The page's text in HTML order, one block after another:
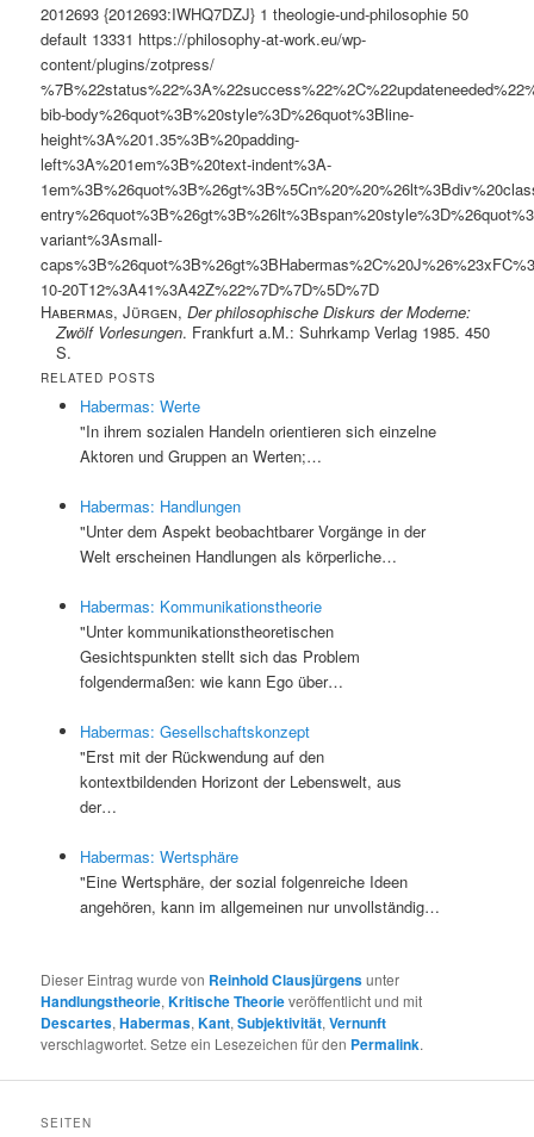
2012693 {2012693:IWHQ7DZJ} 1 theologie-und-philosophie 50
default 13331 https://philosophy-at-work.eu/wp-
content/plugins/zotpress/
bib-body%26quot%3B%20style%3D%26quot%3Bline-
height%3A%201.35%3B%20padding-
left%3A%201em%3B%20text-indent%3A-
variant%3Asmall-
10-20T12%3A41%3A42Z%22%7D%7D%5D%7D
Habermas, Jürgen,Der philosophische Diskurs der Moderne:
Zwölf Vorlesungen. Frankfurt a.M.: Suhrkamp Verlag 1985. 450
S.
RELATED POSTS
Habermas: Werte
"In ihrem sozialen Handeln orientieren sich einzelne
Aktoren und Gruppen an Werten;…
Habermas: Handlungen
"Unter dem Aspekt beobachtbarer Vorgänge in der
Welt erscheinen Handlungen als körperliche…
Habermas: Kommunikationstheorie
"Unter kommunikationstheoretischen
Gesichtspunkten stellt sich das Problem
folgendermaßen: wie kann Ego über…
Habermas: Gesellschaftskonzept
"Erst mit der Rückwendung auf den
kontextbildenden Horizont der Lebenswelt, aus
der…
Habermas: Wertsphäre
"Eine Wertsphäre, der sozial folgenreiche Ideen
angehören, kann im allgemeinen nur unvollständig…
Dieser Eintrag wurde von Reinhold Clausjürgensunter
Handlungstheorie,Kritische Theorieveröffentlicht und mit
Descartes,Habermas,Kant,Subjektivität,Vernunft
verschlagwortet. Setze ein Lesezeichen für den Permalink.
SEITEN